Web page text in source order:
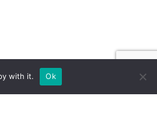
with it. Ok